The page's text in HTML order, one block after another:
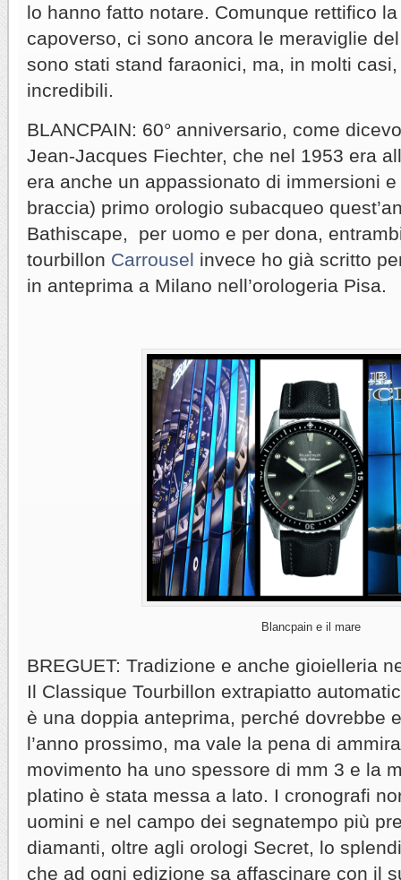
lo hanno fatto notare. Comunque rettifico
capoverso, ci sono ancora le meraviglie
sono stati stand faraonici, ma, in molti
incredibili.
BLANCPAIN: 60° anniversario, come
Jean-Jacques Fiechter, che nel 1953 era
era anche un appassionato di immersioni
braccia) primo orologio subacqueo
Bathiscape, per uomo e per dona,
tourbillon Carrousel invece ho già scritto
in anteprima a Milano nell’orologeria Pisa.
Blancpain e il mare
BREGUET: Tradizione e anche gioielleria
Il Classique Tourbillon extrapiatto
è una doppia anteprima, perché dovrebbe
l’anno prossimo, ma vale la pena di
movimento ha uno spessore di mm 3 e la
platino è stata messa a lato. I cronografi
uomini e nel campo dei segnatempo più
diamanti, oltre agli orologi Secret, lo
che ad ogni edizione sa affascinare con il